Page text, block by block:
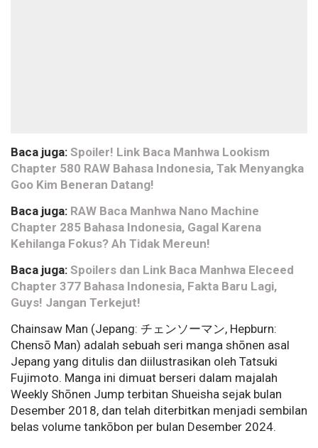
Baca juga: Spoiler! Link Baca Manhwa Lookism
Chapter 580 RAW Bahasa Indonesia, Tak Menyangka
Goo Kim Beneran Datang!
Baca juga: RAW Baca Manhwa Nano Machine
Chapter 285 Bahasa Indonesia, Gagal Karena
Kehilanga Fokus? Ah Tidak Mereun!
Baca juga: Spoilers dan Link Baca Manhwa Eleceed
Chapter 377 Bahasa Indonesia, Fakta Baru Lagi,
Guys! Jangan Terkejut!
Chainsaw Man (Jepang: チェンソーマン, Hepburn:
Chensō Man) adalah sebuah seri manga shōnen asal
Jepang yang ditulis dan diilustrasikan oleh Tatsuki
Fujimoto. Manga ini dimuat berseri dalam majalah
Weekly Shōnen Jump terbitan Shueisha sejak bulan
Desember 2018, dan telah diterbitkan menjadi sembilan
belas volume tankōbon per bulan Desember 2024.